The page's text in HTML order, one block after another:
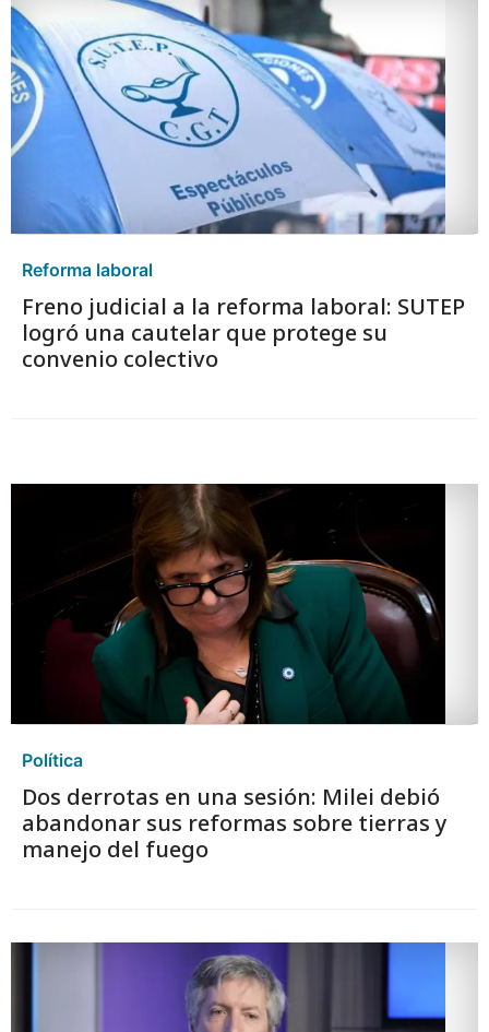
Reforma laboral
Freno judicial a la reforma laboral: SUTEP
logró una cautelar que protege su
convenio colectivo
Política
Dos derrotas en una sesión: Milei debió
abandonar sus reformas sobre tierras y
manejo del fuego